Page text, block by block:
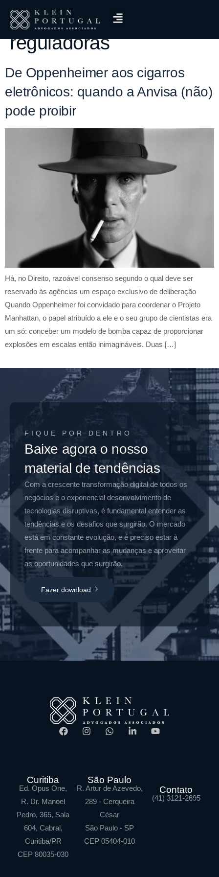
Tag:agências
reguladoras
De Oppenheimer aos cigarros
eletrônicos: quando a Anvisa (não)
pode proibir
Há, no Direito, razoável consenso segundo o qual deve ser
reservado às agências um espaço exclusivo de deliberação
Quando Oppenheimer foi convidado para coordenar o Projeto
Manhattan, o papel atribuído a ele e o seu grupo de cientistas era
um só: conceber um modelo de bomba capaz de proporcionar
explosões em escalas então inimagináveis. Duas […]
FIQUE POR DENTRO
Baixe agora o nosso
material de tendências
Com a crescente transformação digital de todos os
negócios e o exponencial desenvolvimento de
tecnologias disruptivas, é fundamental entender as
tendências e os desafios que surgirão. O mercado
está em constante evolução, e é preciso estar à
frente para acompanhar as mudanças e aproveitar
as oportunidades que surgirão.
Fazer download
Curitiba
Ed. Opus One,
R. Dr. Manoel
Pedro, 365, Sala
604, Cabral,
Curitiba/PR
CEP 80035-030
São Paulo
R. Artur de Azevedo,
289 - Cerqueira
César
São Paulo - SP
CEP 05404-010
Contato
(41) 3121-2695